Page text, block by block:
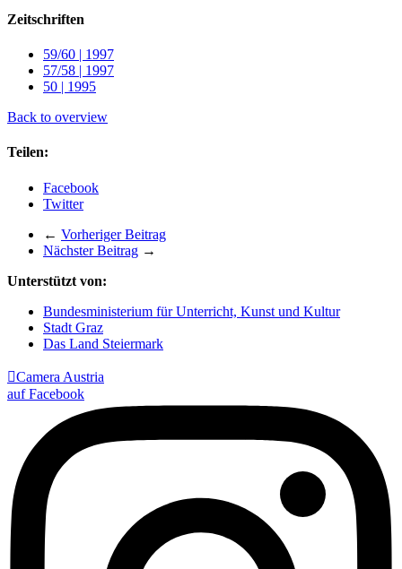
Zeitschriften
59/60 | 1997
57/58 | 1997
50 | 1995
Back to overview
Teilen:
Facebook
Twitter
← Vorheriger Beitrag
Nächster Beitrag →
Unterstützt von:
Bundesministerium für Unterricht, Kunst und Kultur
Stadt Graz
Das Land Steiermark
Camera Austria
auf Facebook